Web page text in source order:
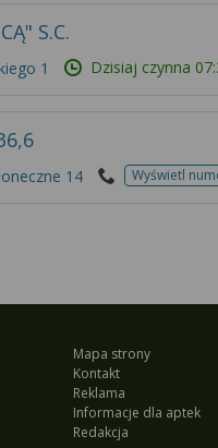
S.C.
1 Dzisiaj czynna
14 Wyświetl
Mapa strony
Kontakt
Reklama
Informacje dla aptek
Redakcja